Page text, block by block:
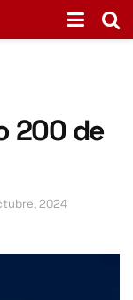
200 de
2024